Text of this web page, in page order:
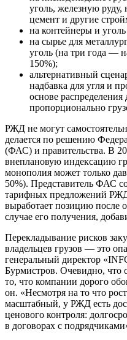
уголь, железную руду,
цемент и другие
на контейнеры и
на сырье для
уголь (на три года —
150%);
альтернативный
надбавка для угля и
основе
пропорционально
РЖД не могут
делается по решению
(ФАС) и правительства. В
внеплановую индексацию
монополия может только
50%). Представитель ФАС
тарифных предложений
выработает позицию после
случае его получения,
Перекладывание рисков
владельцев грузов — это
генеральный директор
Бурмистров. Очевидно, что
то, что компании дорого
он. «Несмотря на то что
масштабный, у РЖД есть
ценового контроля:
в договорах с